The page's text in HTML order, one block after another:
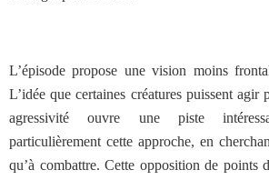
L’épisode propose une vision moins
L’idée que certaines créatures puissent
agressivité ouvre une piste
particulièrement cette approche, en
qu’à combattre. Cette opposition de points